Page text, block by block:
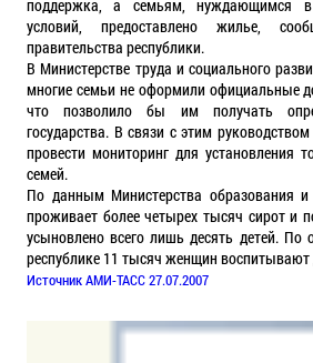
поддержка, а семьям, нуждающимся
условий, предоставлено жилье,
правительства республики.
В Министерстве труда и социального
многие семьи не оформили официальные
что позволило бы им получать
государства. В связи с этим
провести мониторинг для установления
семей.
По данным Министерства образования
проживает более четырех тысяч сирот и
усыновлено всего лишь десять детей.
республике 11 тысяч женщин воспитывают
Источник АМИ-ТАСС 27.07.2007